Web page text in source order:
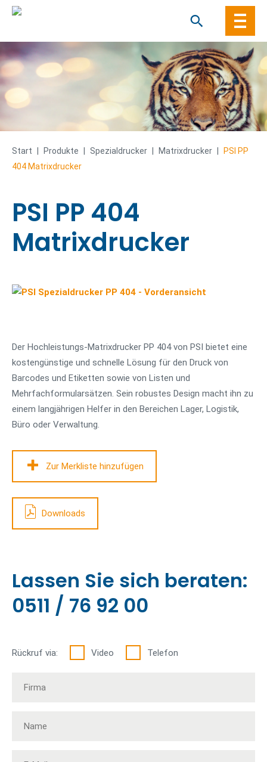
to
content
Start Produkte Spezial­drucker Matrixdrucker
PSI PP
404 Matrixdrucker
PSI PP 404
Matrixdrucker
Der Hochleistungs-Matrixdrucker PP 404 von PSI bietet eine
kostengünstige und schnelle Lösung für den Druck von
Barcodes und Etiketten sowie von Listen und
Mehrfachformularsätzen. Sein robustes Design macht ihn zu
einem langjährigen Helfer in den Bereichen Lager, Logistik,
Büro oder Verwaltung.
Zur Merkliste hinzufügen
Downloads
Lassen Sie sich beraten:
0511 / 76 92 00
Rückruf via: Video Telefon